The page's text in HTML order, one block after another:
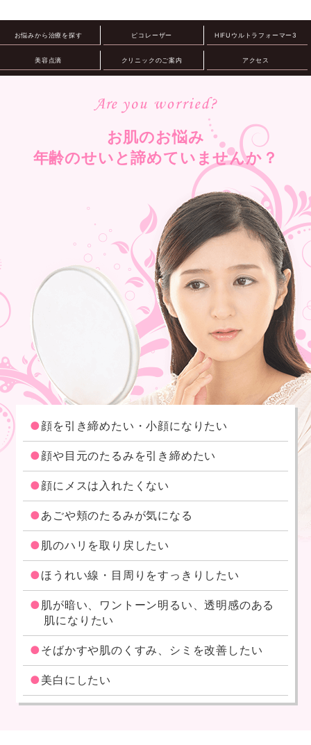
お悩みから治療を探す ピコレーザー HIFU ウルトラフォーマー3
美容点滴 クリニックのご案内 アクセス
お肌のお悩み
年齢のせいと諦めていませんか？
顔を引き締めたい・小顔になりたい
顔や目元のたるみを引き締めたい
顔にメスは入れたくない
あごや頬のたるみが気になる
肌のハリを取り戻したい
ほうれい線・目周りをすっきりしたい
肌が暗い、ワントーン明るい、透明感のある
肌になりたい
そばかすや肌のくすみ、シミを改善したい
美白にしたい